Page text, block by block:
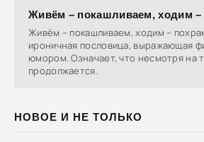
НОВОЕ И НЕ ТОЛЬКО
Живём – покашливаем, ходим
Живём – покашливаем, ходим –
ироничная пословица, выражающая
юмором. Означает, что несмотря на
продолжается.